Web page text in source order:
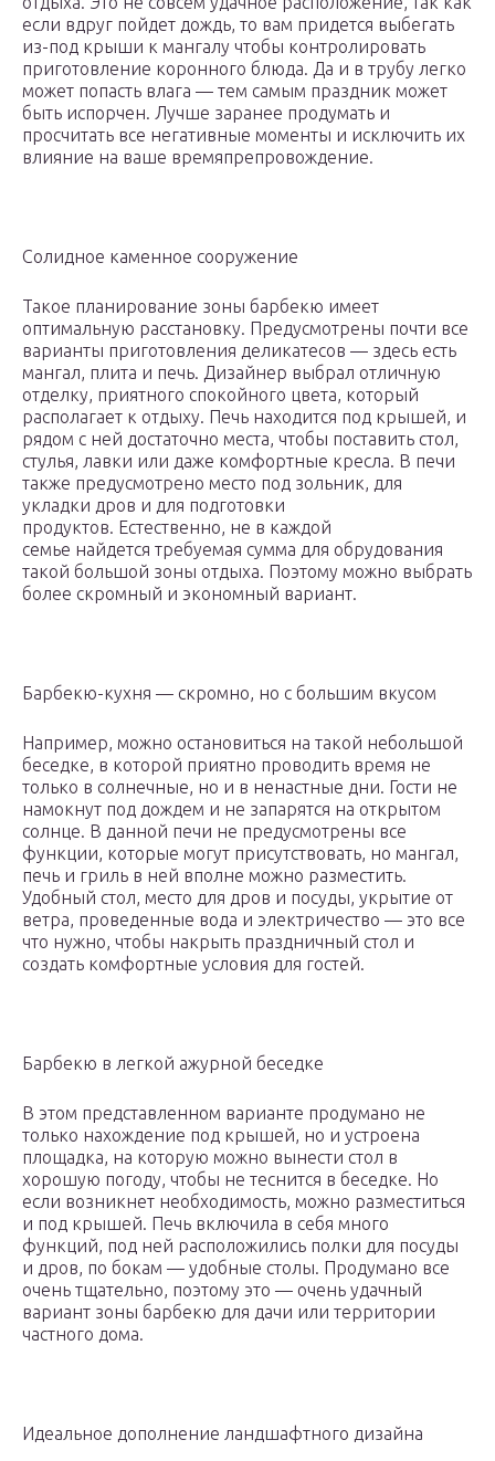
если вдруг пойдет дождь, то вам придется выбегать
из-под крыши к мангалу чтобы контролировать
приготовление коронного блюда. Да и в трубу легко
может попасть влага — тем самым праздник может
быть испорчен. Лучше заранее продумать и
просчитать все негативные моменты и исключить их
влияние на ваше времяпрепровождение.
Солидное каменное сооружение
Такое планирование зоны барбекю имеет
оптимальную расстановку. Предусмотрены почти все
варианты приготовления деликатесов — здесь есть
мангал, плита и печь. Дизайнер выбрал отличную
отделку, приятного спокойного цвета, который
располагает к отдыху. Печь находится под крышей, и
рядом с ней достаточно места, чтобы поставить стол,
стулья, лавки или даже комфортные кресла. В печи
также предусмотрено место под зольник, для
укладки дров и для подготовки
продуктов. Естественно, не в каждой
семье найдется требуемая сумма для обрудования
такой большой зоны отдыха. Поэтому можно выбрать
более скромный и экономный вариант.
Барбекю-кухня — скромно, но с большим вкусом
Например, можно остановиться на такой небольшой
беседке, в которой приятно проводить время не
только в солнечные, но и в ненастные дни. Гости не
намокнут под дождем и не запарятся на открытом
солнце. В данной печи не предусмотрены все
функции, которые могут присутствовать, но мангал,
печь и гриль в ней вполне можно разместить.
Удобный стол, место для дров и посуды, укрытие от
ветра, проведенные вода и электричество — это все
что нужно, чтобы накрыть праздничный стол и
создать комфортные условия для гостей.
Барбекю в легкой ажурной беседке
В этом представленном варианте продумано не
только нахождение под крышей, но и устроена
площадка, на которую можно вынести стол в
хорошую погоду, чтобы не теснится в беседке. Но
если возникнет необходимость, можно разместиться
и под крышей. Печь включила в себя много
функций, под ней расположились полки для посуды
и дров, по бокам — удобные столы. Продумано все
очень тщательно, поэтому это — очень удачный
вариант зоны барбекю для дачи или территории
частного дома.
Идеальное дополнение ландшафтного дизайна